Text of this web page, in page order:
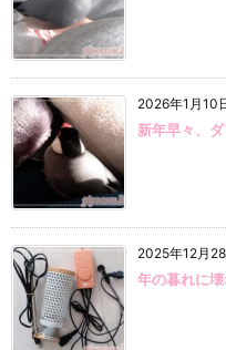
2026年1月10
新年早々、
2025年12月
年の暮れに